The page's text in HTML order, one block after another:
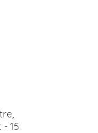
15